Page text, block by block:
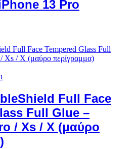
13 Pro
Full Face
Full Glue –
/ Xs / X (μαύρο